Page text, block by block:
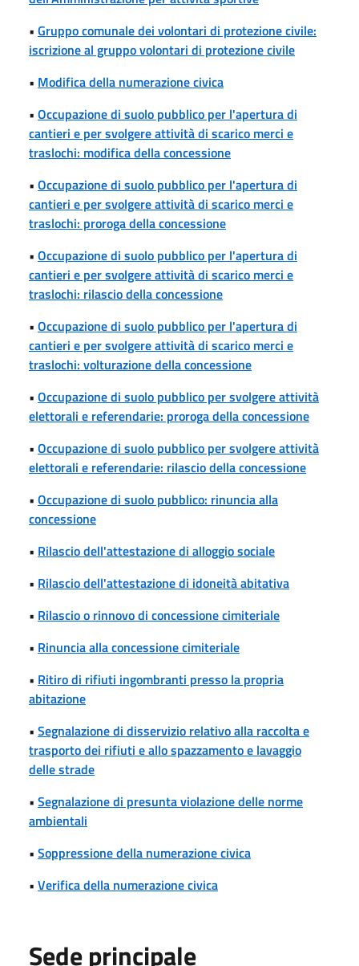
• Gruppo comunale dei volontari di protezione civile:
iscrizione al gruppo volontari di protezione civile
• Modifica della numerazione civica
• Occupazione di suolo pubblico per l'apertura di
cantieri e per svolgere attività di scarico merci e
traslochi: modifica della concessione
• Occupazione di suolo pubblico per l'apertura di
cantieri e per svolgere attività di scarico merci e
traslochi: proroga della concessione
• Occupazione di suolo pubblico per l'apertura di
cantieri e per svolgere attività di scarico merci e
traslochi: rilascio della concessione
• Occupazione di suolo pubblico per l'apertura di
cantieri e per svolgere attività di scarico merci e
traslochi: volturazione della concessione
• Occupazione di suolo pubblico per svolgere attività
elettorali e referendarie: proroga della concessione
• Occupazione di suolo pubblico per svolgere attività
elettorali e referendarie: rilascio della concessione
• Occupazione di suolo pubblico: rinuncia alla
concessione
• Rilascio dell'attestazione di alloggio sociale
• Rilascio dell'attestazione di idoneità abitativa
• Rilascio o rinnovo di concessione cimiteriale
• Rinuncia alla concessione cimiteriale
• Ritiro di rifiuti ingombranti presso la propria
abitazione
• Segnalazione di disservizio relativo alla raccolta e
trasporto dei rifiuti e allo spazzamento e lavaggio
delle strade
• Segnalazione di presunta violazione delle norme
ambientali
• Soppressione della numerazione civica
• Verifica della numerazione civica
Sede principale